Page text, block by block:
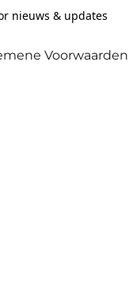
nieuws & updates
Voorwaarden